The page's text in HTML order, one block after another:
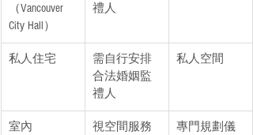
（Vancouver
City Hall）
禮人
私人住宅
需自行安排
合法婚姻監
禮人
私人空間
室內
視空間服務
專門規劃儀